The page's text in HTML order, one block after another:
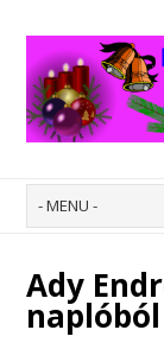
Ady
naplóból